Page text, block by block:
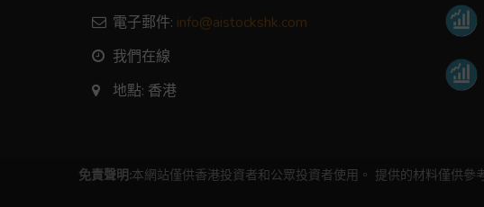
電子郵件: info@aistockshk.com
我們在線
地點: 香港
免責聲明:本網站僅供香港投資者和公眾投資者使用。 提供的材料僅供參